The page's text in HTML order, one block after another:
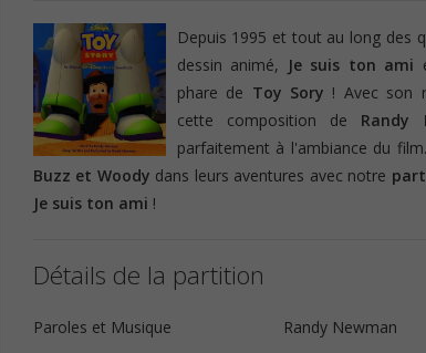
Depuis 1995 et tout au long des
dessin animé, Je suis ton ami
phare de Toy Sory ! Avec son
cette composition de Randy
parfaitement à l'ambiance du
Buzz et Woody dans leurs aventures avec notre
Je suis ton ami !
Détails de la partition
Paroles et Musique
Randy Newman